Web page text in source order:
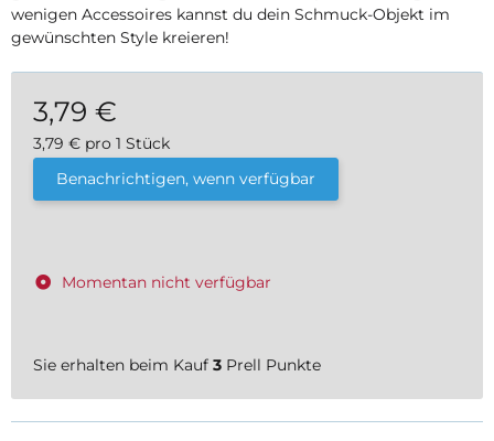
wenigen Accessoires kannst du dein Schmuck-Objekt im
gewünschten Style kreieren!
3,79 €
3,79 € pro 1 Stück
inkl. 19% USt. , zzgl.
Benachrichtigen, wenn verfügbar
Momentan nicht verfügbar
Sie erhalten beim Kauf 3 Prell Punkte